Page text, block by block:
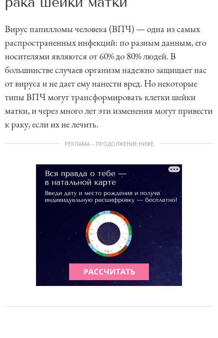
Вирус папилломы человека (ВПЧ) — одна из самых
распространенных инфекций: по разным данным, его
носителями являются от 60% до 80% людей. В
большинстве случаев организм надежно защищает нас
от вируса и не дает ему нанести вред. Но некоторые
типы ВПЧ могут трансформировать клетки шейки
матки, и через много лет эти изменения могут привести
к раку, если их не лечить.
РЕКЛАМА – ПРОДОЛЖЕНИЕ НИЖЕ